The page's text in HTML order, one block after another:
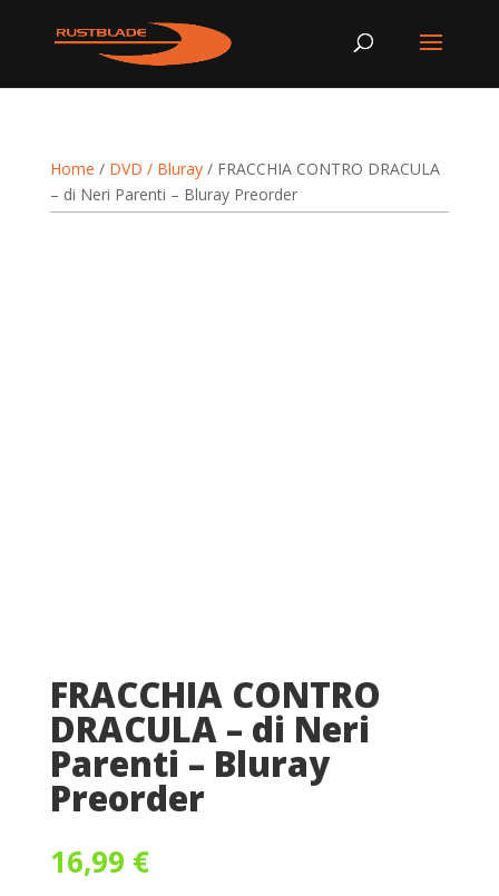
Home / DVD / Bluray/ FRACCHIA CONTRO DRACULA
– di Neri Parenti – Bluray Preorder
FRACCHIA CONTRO
DRACULA – di Neri
Parenti – Bluray
Preorder
16,99 €